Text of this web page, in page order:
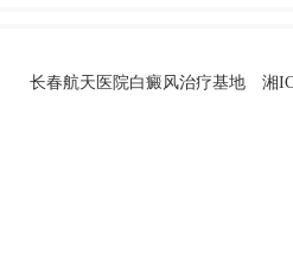
长春航天医院白癜风治疗基地 湘